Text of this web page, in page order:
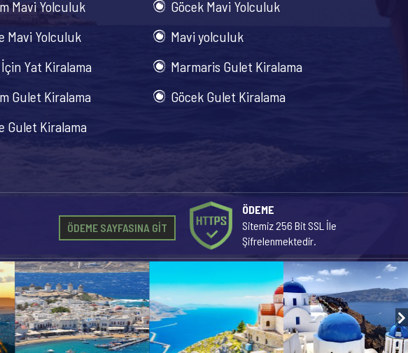
Mavi Yolculuk
Göcek Mavi Yolculuk
Mavi Yolculuk
Mavi yolculuk
Yat Kiralama
Marmaris Gulet Kiralama
Gulet Kiralama
Göcek Gulet Kiralama
Gulet Kiralama
ÖDEME
Sitemiz 256 Bit SSL İle
Şifrelenmektedir.
ÖDEME SAYFASINA GİT